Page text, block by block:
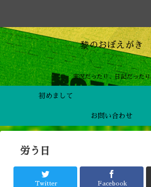
黎のおぼえがき
実況だったり、日記だったり
初めまして
お問い合わせ
労う日
Twitter Facebook